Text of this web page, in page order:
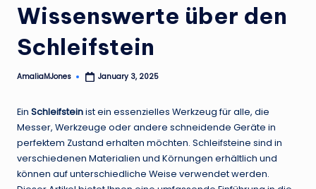
Wissenswerte über den
Schleifstein
Posted
AmaliaMJones January 3, 2025
Ein Schleifsteinist ein essenzielles Werkzeug für alle, die
Messer, Werkzeuge oder andere schneidende Geräte in
perfektem Zustand erhalten möchten. Schleifsteine sind in
verschiedenen Materialien und Körnungen erhältlich und
können auf unterschiedliche Weise verwendet werden.